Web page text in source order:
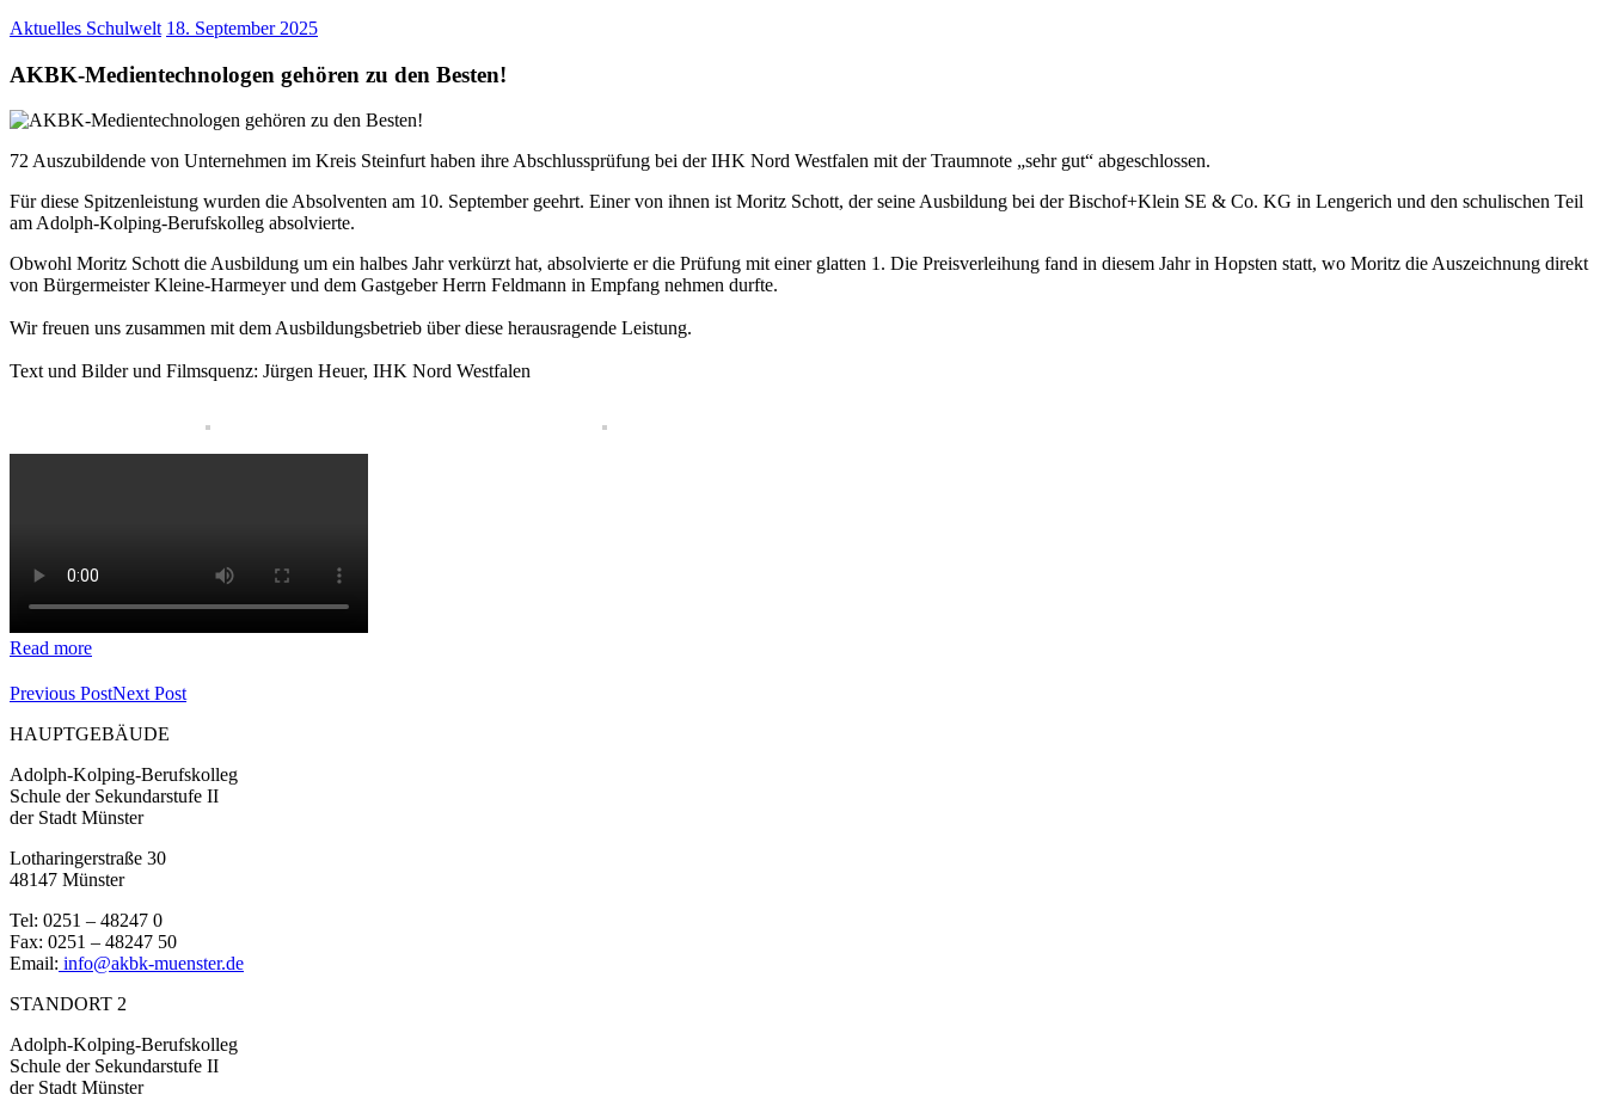
Aktuelles Schulwelt 18. September 2025
AKBK-Medientechnologen gehören zu den Besten!
72 Auszubildende von Unternehmen im Kreis Steinfurt haben ihre Abschlussprüfung bei der IHK Nord Westfalen mit der Traumnote „sehr gut“ abgeschlossen.
Für diese Spitzenleistung wurden die Absolventen am 10. September geehrt. Einer von ihnen ist Moritz Schott, der seine Ausbildung bei der Bischof+Klein SE & Co. KG in Lengerich und den schulischen Teil
am Adolph-Kolping-Berufskolleg absolvierte.
Obwohl Moritz Schott die Ausbildung um ein halbes Jahr verkürzt hat, absolvierte er die Prüfung mit einer glatten 1. Die Preisverleihung fand in diesem Jahr in Hopsten statt, wo Moritz die Auszeichnung direkt
von Bürgermeister Kleine-Harmeyer und dem Gastgeber Herrn Feldmann in Empfang nehmen durfte.
Wir freuen uns zusammen mit dem Ausbildungsbetrieb über diese herausragende Leistung.
Text und Bilder und Filmsquenz: Jürgen Heuer, IHK Nord Westfalen
Read more
Previous PostNext Post
HAUPTGEBÄUDE
Adolph-Kolping-Berufskolleg
Schule der Sekundarstufe II
der Stadt Münster
Lotharingerstraße 30
48147 Münster
Tel: 0251 – 48247 0
Fax: 0251 – 48247 50
Email: info@akbk-muenster.de
STANDORT 2
Adolph-Kolping-Berufskolleg
Schule der Sekundarstufe II
der Stadt Münster